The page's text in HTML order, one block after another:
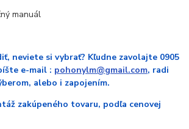
manuál
neviete si vybrať? Kľudne zavolajte 0905
e-mail : pohonylm@gmail.com, radi
alebo i zapojením.
zakúpeného tovaru, podľa cenovej